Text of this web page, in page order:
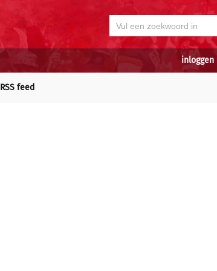
inloggen
RSS feed